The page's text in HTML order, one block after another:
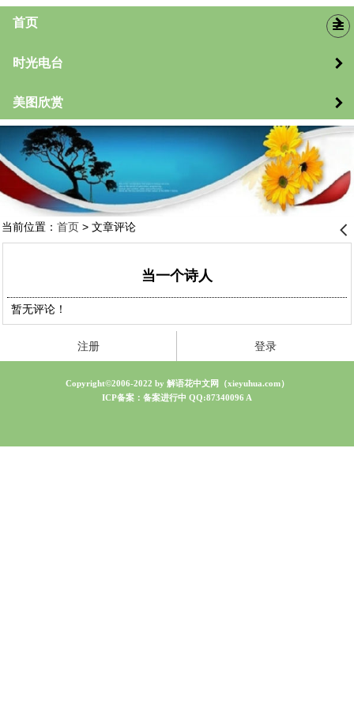
首页
时光电台
美图欣赏
当前位置： 首页> 文章评论 󰊒
当一个诗人
暂无评论！
注册 登录
Copyright©2006-2022 by 解语花中文网（xieyuhua.com）
ICP备案：备案进行中 QQ:87340096 A